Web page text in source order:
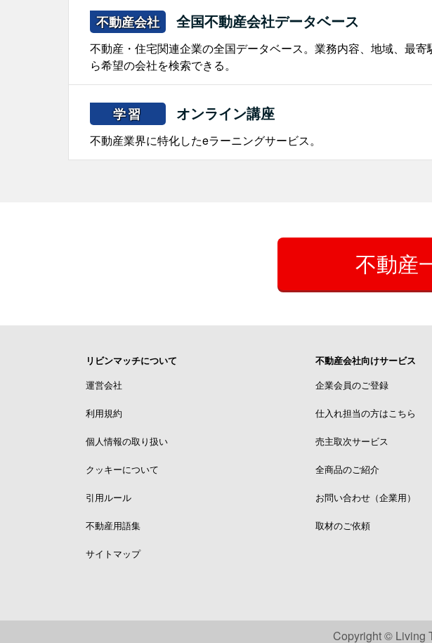
不動産会社 全国不動産会社データベース
不動産・住宅関連企業の全国データベース。業務内容、地域、最寄
ら希望の会社を検索できる。
学習 オンライン講座
不動産業界に特化したeラーニングサービス。
不動産
リビンマッチについて
運営会社
利用規約
個人情報の取り扱い
クッキーについて
引用ルール
不動産用語集
サイトマップ
不動産会社向けサービス
企業会員のご登録
仕入れ担当の方はこちら
売主取次サービス
全商品のご紹介
お問い合わせ（企業用）
取材のご依頼
Copyright © Living